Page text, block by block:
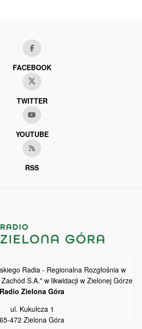
FACEBOOK
TWITTER
YOUTUBE
RSS
Radia - Regionalna Rozgłośnia w
S.A." w likwidacji w Zielonej Górze
Radio Zielona Góra
ul. Kukułcza 1
65-472 Zielona Góra